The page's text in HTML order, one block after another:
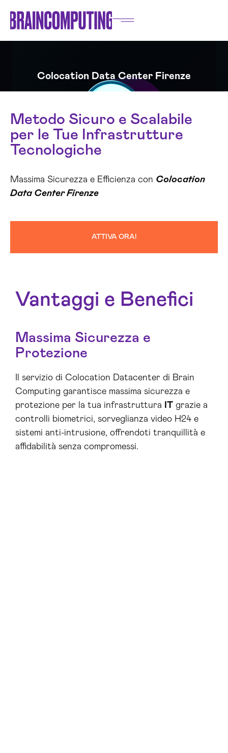
Colocation Data Center Firenze
Metodo Sicuro e Scalabile
per le Tue Infrastrutture
Tecnologiche
Massima Sicurezza e Efficienza con Colocation
Data Center Firenze
ATTIVA ORA!
Vantaggi e Benefici
Massima Sicurezza e
Protezione
Il servizio di Colocation Datacenter di Brain
Computing garantisce massima sicurezza e
protezione per la tua infrastruttura
IT grazie a
controlli biometrici, sorveglianza video H24 e
sistemi anti-intrusione, offrendoti tranquillità e
affidabilità senza compromessi.